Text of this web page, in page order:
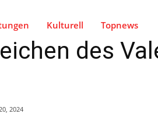
Kulturell Topnews
des
2024